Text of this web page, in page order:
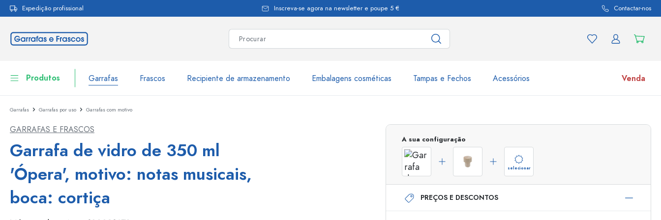
Saltar para a navegação principal
Expedição profissional Inscreva-se agora na newsletter e poupe 5 € Contactar-nos
Produtos Garrafas Frascos Recipiente de armazenamento Embalagens cosméticas Tampas e Fechos Acessórios Venda
Garrafas
Louça de mesa
Embalagens cosméticas
Garrafas por marca
Garrafas WECK
Dispensadores Airless
Frascos com roll-on
Frascos
Compre agora
Garrafas Garrafas por uso Garrafas com motivo
GARRAFAS E FRASCOS
Garrafa de vidro de 350 ml
'Ópera', motivo: notas musicais,
boca: cortiça
A sua configuração
selecionar
PREÇOS E DESCONTOS